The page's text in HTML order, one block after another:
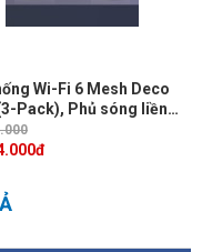
Wi-Fi 6 Mesh Deco
Pack), Phủ sóng liền
Một mạng thống nhất,
nhiều thiết bị
đ